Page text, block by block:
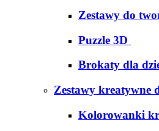
Zestawy do
Puzzle 3D
Brokaty dla
Zestawy kreatywne
Kolorowanki